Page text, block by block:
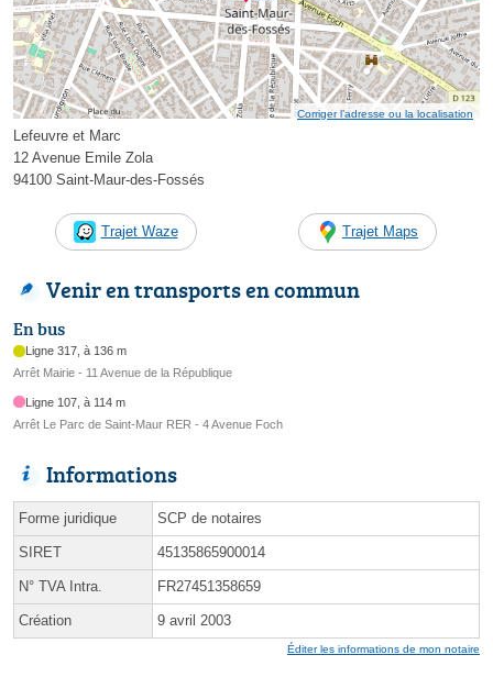
Corriger l’adresse ou la localisation
Lefeuvre et Marc
12 Avenue Emile Zola
94100 Saint-Maur-des-Fossés
Trajet Waze Trajet Maps
Venir en transports en commun
En bus
Ligne 317, à 136 m
Arrêt Mairie - 11 Avenue de la République
Ligne 107, à 114 m
Arrêt Le Parc de Saint-Maur RER - 4 Avenue Foch
Informations
Forme juridique SCP de notaires
SIRET 45135865900014
N° TVA Intra. FR27451358659
Création 9 avril 2003
Éditer les informations de mon notaire